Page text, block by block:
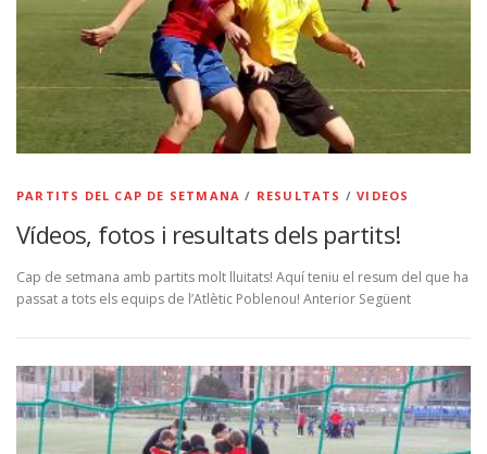
PARTITS DEL CAP DE SETMANA / RESULTATS /VIDEOS
Vídeos, fotos i resultats dels partits!
Cap de setmana amb partits molt lluitats! Aquí teniu el resum del que ha
passat a tots els equips de l’Atlètic Poblenou! Anterior Següent